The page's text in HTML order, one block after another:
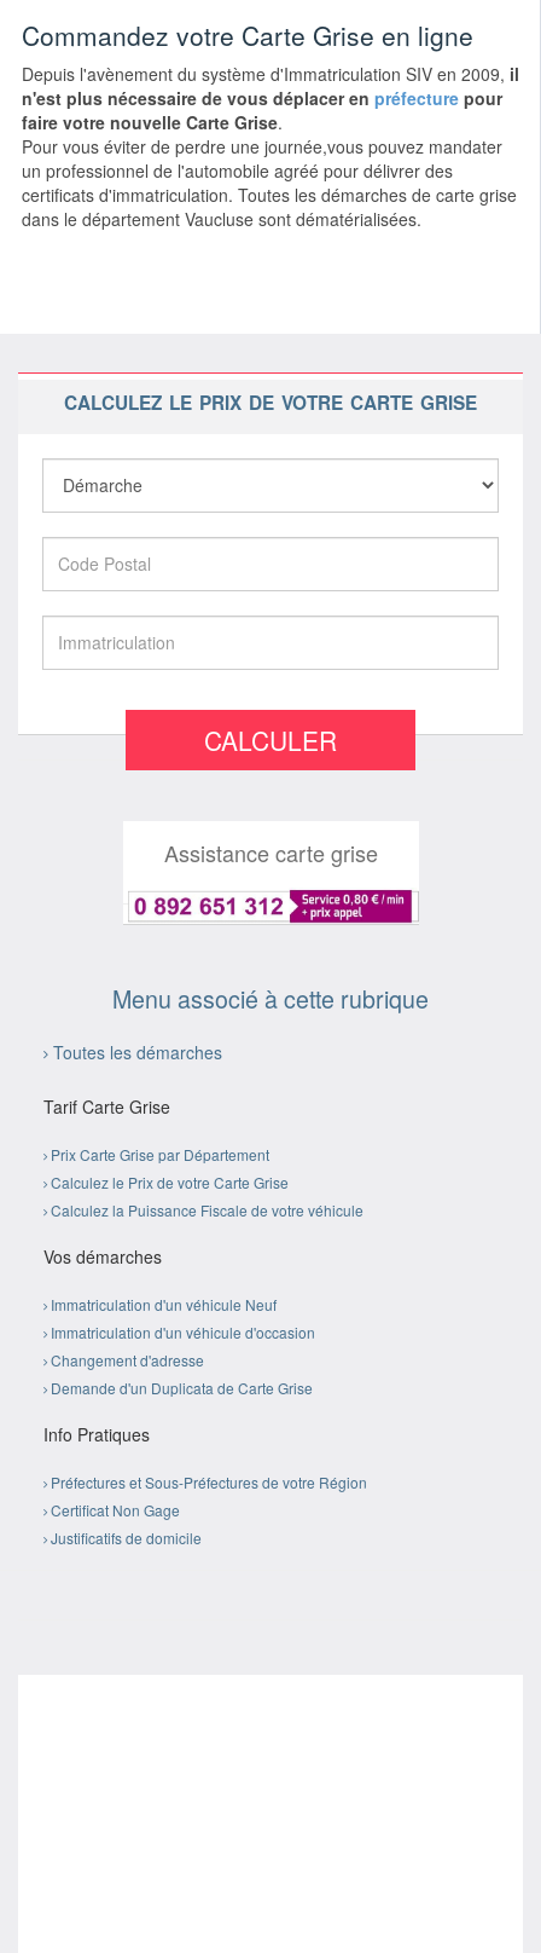
Commandez votre Carte Grise en ligne
Depuis l'avènement du système d'Immatriculation SIV en 2009, il
n'est plus nécessaire de vous déplacer en préfecturepour
faire votre nouvelle Carte Grise.
Pour vous éviter de perdre une journée,vous pouvez mandater
un professionnel de l'automobile agréé pour délivrer des
certificats d'immatriculation. Toutes les démarches de carte grise
dans le département Vaucluse sont dématérialisées.
CALCULEZ LE PRIX DE VOTRE CARTE GRISE
CALCULER
Assistance carte grise
Menu associé à cette rubrique
Toutes les démarches
Tarif Carte Grise
Prix Carte Grise par Département
Calculez le Prix de votre Carte Grise
Calculez la Puissance Fiscale de votre véhicule
Vos démarches
Immatriculation d'un véhicule Neuf
Immatriculation d'un véhicule d'occasion
Changement d'adresse
Demande d'un Duplicata de Carte Grise
Info Pratiques
Préfectures et Sous-Préfectures de votre Région
Certificat Non Gage
Justificatifs de domicile